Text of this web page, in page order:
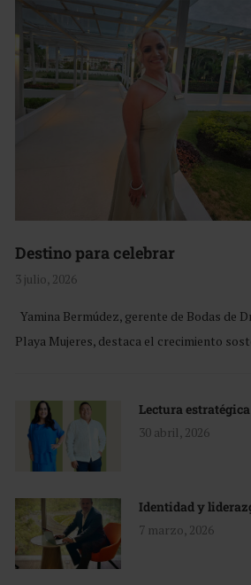
Destino para celebrar
3 julio, 2026
Yamina Bermúdez, gerente de Bodas de
Playa Mujeres, destaca el crecimiento
Lectura
30 abril, 2026
Identidad y
7 marzo, 2026